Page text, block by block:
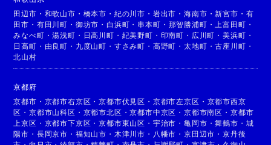
田辺市 ・ 和歌山市 ・ 橋本市 ・ 紀の川市 ・ 岩出市 ・海南市 ・新宮市 ・ 有
田市 ・ 有田川町 ・ 御坊市 ・ 白浜町 ・ 串本町 ・ 那智勝浦町 ・ 上富田町 ・
みなべ町 ・湯浅町 ・ 日高川町 ・ 紀美野町 ・ 印南町 ・ 広川町 ・美浜町 ・
日高町 ・ 由良町 ・ 九度山町 ・ すさみ町 ・ 高野町 ・太地町 ・古座川町 ・
北山村
京都府
京都市 ・ 京都市右京区 ・京都市伏見区 ・ 京都市左京区 ・ 京都市西京
区 ・京都市山科区 ・ 京都市北区 ・京都市中京区 ・京都市南区 ・ 京都市
上京区 ・ 京都市下京区 ・京都市東山区 ・ 宇治市 ・亀岡市 ・舞鶴市 ・ 城
陽市 ・ 長岡京市 ・ 福知山市 ・ 木津川市 ・ 八幡市 ・京田辺市 ・京丹後